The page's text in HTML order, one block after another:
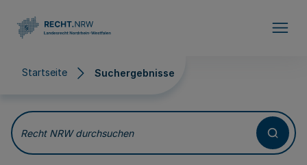
Startseite Suchergebnisse
Suchergebnisse
Recht NRW durchsuchen